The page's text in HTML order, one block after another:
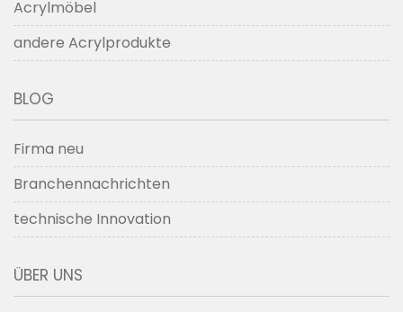
Acrylmöbel
andere Acrylprodukte
BLOG
Firma neu
Branchennachrichten
technische Innovation
ÜBER UNS